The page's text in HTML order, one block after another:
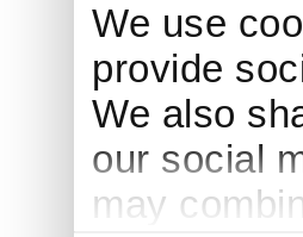
We use
provide
We also
our social
may